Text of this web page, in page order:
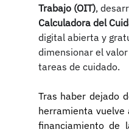
Trabajo (OIT),
Calculadora del
digital abierta y
dimensionar el
tareas de cuidado.
Tras haber dejado
herramienta
financiamiento de